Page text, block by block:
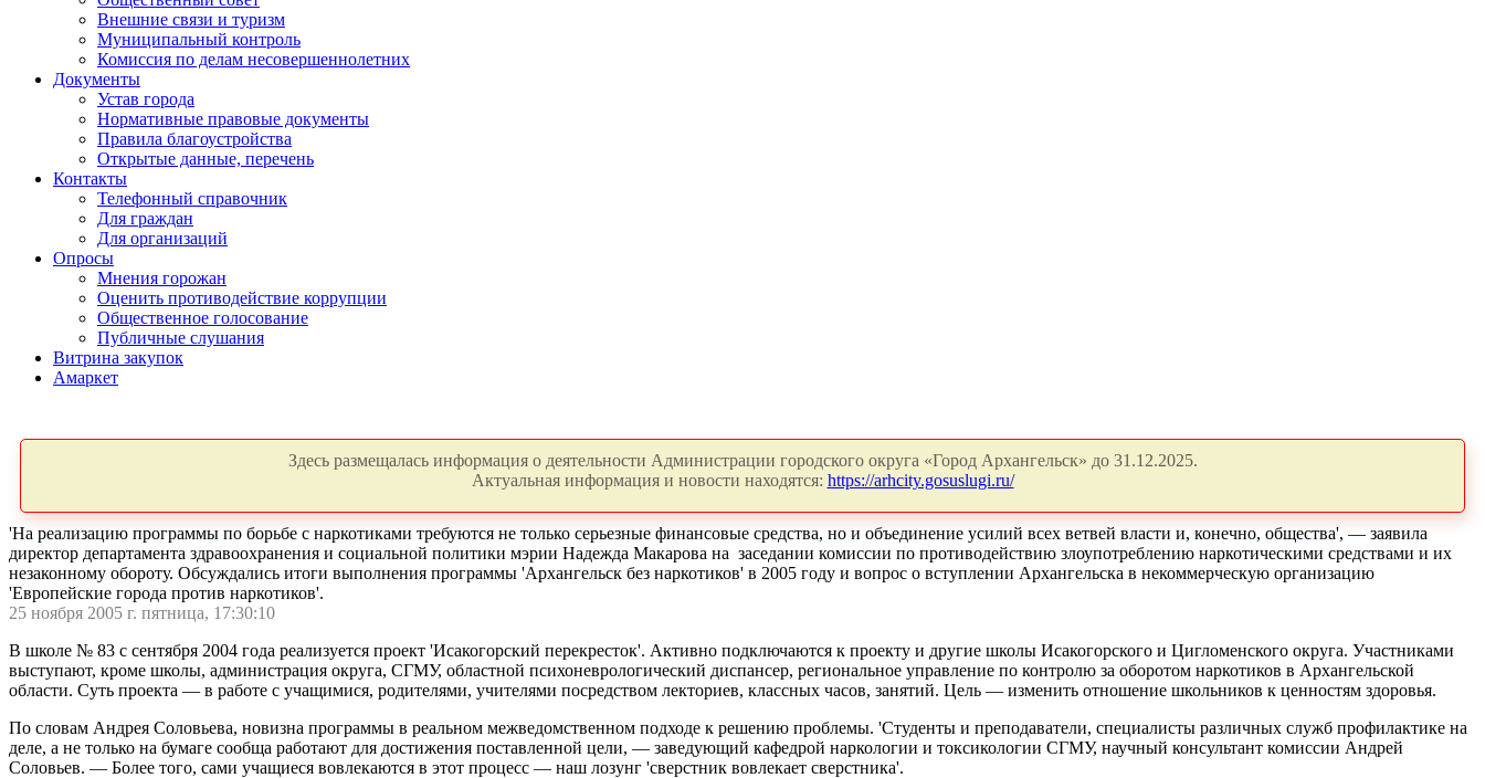
Внешние связи и туризм
Муниципальный контроль
Комиссия по делам несовершеннолетних
Документы
Устав города
Нормативные правовые документы
Правила благоустройства
Открытые данные, перечень
Контакты
Телефонный справочник
Для граждан
Для организаций
Опросы
Мнения горожан
Оценить противодействие коррупции
Общественное голосование
Публичные слушания
Витрина закупок
Амаркет
Здесь размещалась информация о деятельности Администрации городского округа «Город Архангельск» до 31.12.2025.
Актуальная информация и новости находятся: https://arhcity.gosuslugi.ru/
'На реализацию программы по борьбе с наркотиками требуются не только серьезные финансовые средства, но и объединение усилий всех ветвей власти и, конечно, общества', — заявила
директор департамента здравоохранения и социальной политики мэрии Надежда Макарова на заседании комиссии по противодействию злоупотреблению наркотическими средствами и их
незаконному обороту. Обсуждались итоги выполнения программы 'Архангельск без наркотиков' в 2005 году и вопрос о вступлении Архангельска в некоммерческую организацию
'Европейские города против наркотиков'.
25 ноября 2005 г. пятница, 17:30:10
В школе № 83 с сентября 2004 года реализуется проект 'Исакогорский перекресток'. Активно подключаются к проекту и другие школы Исакогорского и Цигломенского округа. Участниками
выступают, кроме школы, администрация округа, СГМУ, областной психоневрологический диспансер, региональное управление по контролю за оборотом наркотиков в Архангельской
области. Суть проекта — в работе с учащимися, родителями, учителями посредством лекториев, классных часов, занятий. Цель — изменить отношение школьников к ценностям здоровья.
По словам Андрея Соловьева, новизна программы в реальном межведомственном подходе к решению проблемы. 'Студенты и преподаватели, специалисты различных служб профилактике на
деле, а не только на бумаге сообща работают для достижения поставленной цели, — заведующий кафедрой наркологии и токсикологии СГМУ, научный консультант комиссии Андрей
Соловьев. — Более того, сами учащиеся вовлекаются в этот процесс — наш лозунг 'сверстник вовлекает сверстника'.